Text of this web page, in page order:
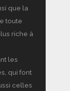
que la
toute
riche à
les
qui font
celles